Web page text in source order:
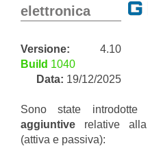
elettronica
Versione: 4.10
Build 1040
Data: 19/12/2025
Sono state
aggiuntive relative
(attiva e passiva):